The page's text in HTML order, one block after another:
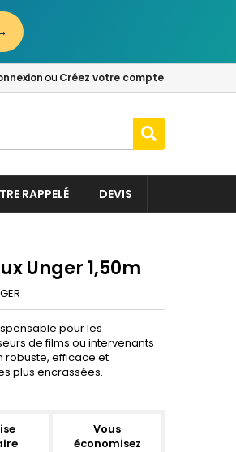
ou Créez votre compte
RAPPELÉ DEVIS
Unger 1,50m
pour les
de films ou intervenants
robuste, efficace et
plus encrassées.
Vous
économisez